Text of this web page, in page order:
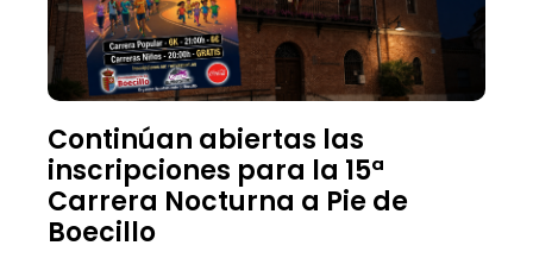
Continúan abiertas las
inscripciones para la 15ª
Carrera Nocturna a Pie de
Boecillo